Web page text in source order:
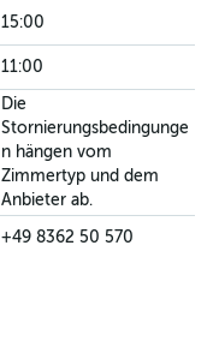
15:00
11:00
Die
Stornierungsbedingunge
n hängen vom
Zimmertyp und dem
Anbieter ab.
+49 8362 50 570